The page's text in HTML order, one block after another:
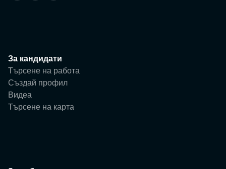
За кандидати
Търсене на работа
Създай профил
Видеа
Търсене на карта